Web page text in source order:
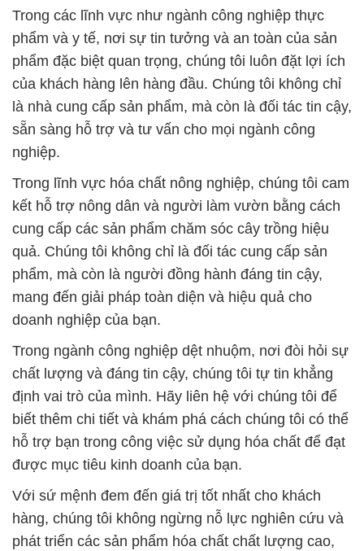
Trong các lĩnh vực như ngành công nghiệp thực
phẩm và y tế, nơi sự tin tưởng và an toàn của sản
phẩm đặc biệt quan trọng, chúng tôi luôn đặt lợi ích
của khách hàng lên hàng đầu. Chúng tôi không chỉ
là nhà cung cấp sản phẩm, mà còn là đối tác tin cậy,
sẵn sàng hỗ trợ và tư vấn cho mọi ngành công
nghiệp.
Trong lĩnh vực hóa chất nông nghiệp, chúng tôi cam
kết hỗ trợ nông dân và người làm vườn bằng cách
cung cấp các sản phẩm chăm sóc cây trồng hiệu
quả. Chúng tôi không chỉ là đối tác cung cấp sản
phẩm, mà còn là người đồng hành đáng tin cậy,
mang đến giải pháp toàn diện và hiệu quả cho
doanh nghiệp của bạn.
Trong ngành công nghiệp dệt nhuộm, nơi đòi hỏi sự
chất lượng và đáng tin cậy, chúng tôi tự tin khẳng
định vai trò của mình. Hãy liên hệ với chúng tôi để
biết thêm chi tiết và khám phá cách chúng tôi có thể
hỗ trợ bạn trong công việc sử dụng hóa chất để đạt
được mục tiêu kinh doanh của bạn.
Với sứ mệnh đem đến giá trị tốt nhất cho khách
hàng, chúng tôi không ngừng nỗ lực nghiên cứu và
phát triển các sản phẩm hóa chất chất lượng cao,